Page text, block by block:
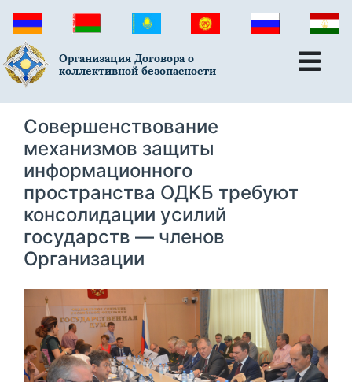
Организация Договора о
коллективной безопасности
Совершенствование
механизмов защиты
информационного
пространства ОДКБ требуют
консолидации усилий
государств — членов
Организации